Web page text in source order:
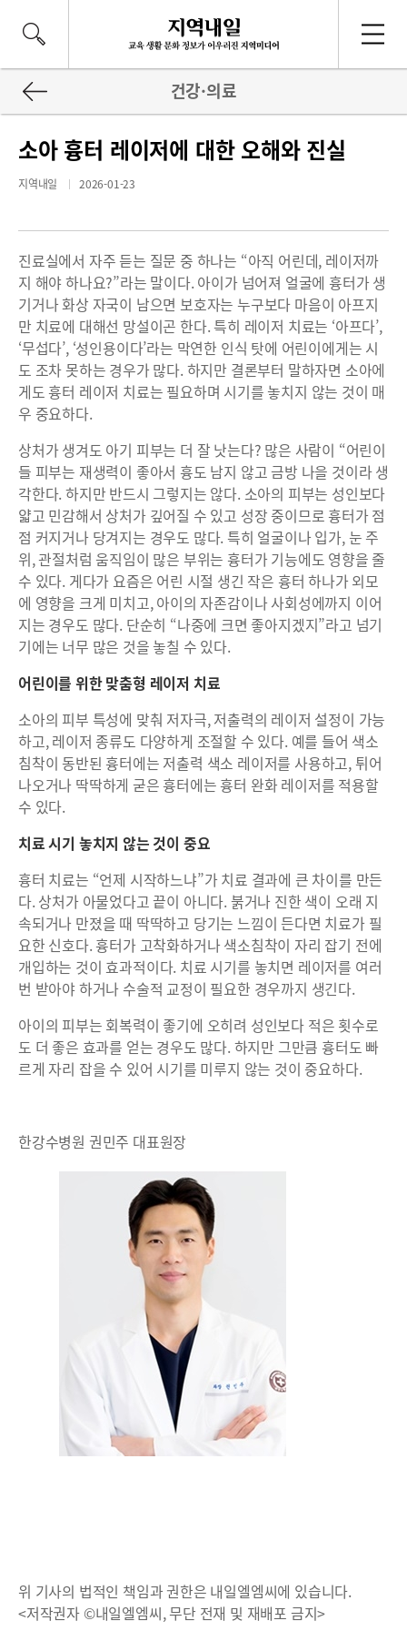
건강·의료
소아 흉터 레이저에 대한 오해와 진실
지역내일 2026-01-23
진료실에서 자주 듣는 질문 중 하나는 “아직 어린데, 레이저까
지 해야 하나요?”라는 말이다. 아이가 넘어져 얼굴에 흉터가 생
기거나 화상 자국이 남으면 보호자는 누구보다 마음이 아프지
만 치료에 대해선 망설이곤 한다. 특히 레이저 치료는 ‘아프다’,
‘무섭다’, ‘성인용이다’라는 막연한 인식 탓에 어린이에게는 시
도 조차 못하는 경우가 많다. 하지만 결론부터 말하자면 소아에
게도 흉터 레이저 치료는 필요하며 시기를 놓치지 않는 것이 매
우 중요하다.
상처가 생겨도 아기 피부는 더 잘 낫는다? 많은 사람이 “어린이
들 피부는 재생력이 좋아서 흉도 남지 않고 금방 나을 것이라 생
각한다. 하지만 반드시 그렇지는 않다. 소아의 피부는 성인보다
얇고 민감해서 상처가 깊어질 수 있고 성장 중이므로 흉터가 점
점 커지거나 당겨지는 경우도 많다. 특히 얼굴이나 입가, 눈 주
위, 관절처럼 움직임이 많은 부위는 흉터가 기능에도 영향을 줄
수 있다. 게다가 요즘은 어린 시절 생긴 작은 흉터 하나가 외모
에 영향을 크게 미치고, 아이의 자존감이나 사회성에까지 이어
지는 경우도 많다. 단순히 “나중에 크면 좋아지겠지”라고 넘기
기에는 너무 많은 것을 놓칠 수 있다.
어린이를 위한 맞춤형 레이저 치료
소아의 피부 특성에 맞춰 저자극, 저출력의 레이저 설정이 가능
하고, 레이저 종류도 다양하게 조절할 수 있다. 예를 들어 색소
침착이 동반된 흉터에는 저출력 색소 레이저를 사용하고, 튀어
나오거나 딱딱하게 굳은 흉터에는 흉터 완화 레이저를 적용할
수 있다.
치료 시기 놓치지 않는 것이 중요
흉터 치료는 “언제 시작하느냐”가 치료 결과에 큰 차이를 만든
다. 상처가 아물었다고 끝이 아니다. 붉거나 진한 색이 오래 지
속되거나 만졌을 때 딱딱하고 당기는 느낌이 든다면 치료가 필
요한 신호다. 흉터가 고착화하거나 색소침착이 자리 잡기 전에
개입하는 것이 효과적이다. 치료 시기를 놓치면 레이저를 여러
번 받아야 하거나 수술적 교정이 필요한 경우까지 생긴다.
아이의 피부는 회복력이 좋기에 오히려 성인보다 적은 횟수로
도 더 좋은 효과를 얻는 경우도 많다. 하지만 그만큼 흉터도 빠
르게 자리 잡을 수 있어 시기를 미루지 않는 것이 중요하다.
한강수병원 권민주 대표원장
위 기사의 법적인 책임과 권한은 내일엘엠씨에 있습니다.
<저작권자 ©내일엘엠씨, 무단 전재 및 재배포 금지>